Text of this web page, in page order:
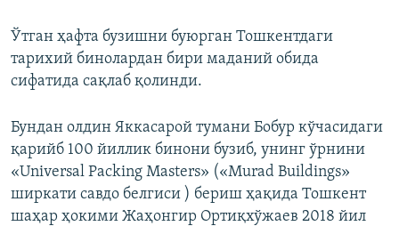
Ўтган ҳафта бузишни буюрган Тошкентдаги
тарихий бинолардан бири маданий обида
сифатида сақлаб қолинди.
Бундан олдин Яккасарой тумани Бобур кўчасидаги
қарийб 100 йиллик бинони бузиб, унинг ўрнини
«Universal Packing Masters» («Murad Buildings»
ширкати савдо белгиси ) бериш ҳақида Тошкент
шаҳар ҳокими Жаҳонгир Ортиқхўжаев 2018 йил